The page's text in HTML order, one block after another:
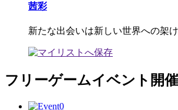
茜彩
新たな出会いは新しい世界への架け
フリーゲームイベント開催